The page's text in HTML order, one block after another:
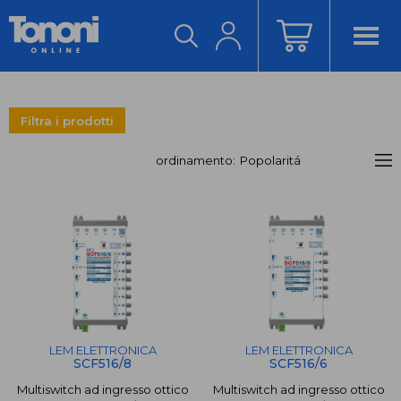
ACCEDI/REGISTRATI
Filtra i prodotti
ordinamento:
LEM ELETTRONICA
SCF516/8
Multiswitch ad ingresso ottico
LEM ELETTRONICA
SCF516/6
Multiswitch ad ingresso ottico